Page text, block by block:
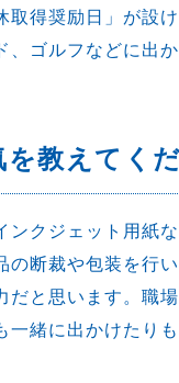
得奨励日」が設
ゴルフなどに出
教えてくだ
クジェット用紙
断裁や包装を行
と思います。職
緒に出かけたり